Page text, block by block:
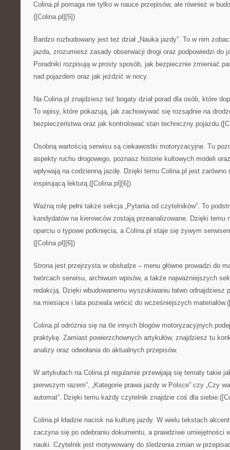
Colina.pl pomaga nie tylko w nauce przepisów, ale również w
([Colina.pl][5])
Bardzo rozbudowany jest też dział „Nauka jazdy”. To w nim
jazda, zrozumiesz zasady obserwacji drogi oraz podpowiedzi do
Poradniki rozpisują w prosty sposób, jak bezpiecznie zmieniać
nad pojazdem oraz jak jeździć w nocy.
Na Colina.pl znajdziesz też bogaty dział porad dla osób, które
To wpisy, które pokazują, jak zachowywać się rozsądnie na
bezpieczeństwa oraz jak kontrolować stan techniczny
Osobną wartością serwisu są ciekawostki motoryzacyjne. Tu
aspekty ruchu drogowego, poznasz historie kultowych modeli
wpływają na codzienną jazdę. Dzięki temu Colina.pl jest
inspirującą lekturą.([Colina.pl][6])
Ważną rolę pełni także sekcja „Pytania od czytelników”. To
kandydatów na kierowców zostają przeanalizowane. Dzięki temu
oparciu o typowe potknięcia, a Colina.pl staje się żywym
([Colina.pl][6])
Strona jest przejrzysta w obsłudze – menu główne prowadzi do
twórcach serwisu, archiwum wpisów, a także najważniejszych
redakcją. Dzięki wbudowanemu wyszukiwaniu łatwo odnajdziesz
na miesiące i lata pozwala wrócić do wcześniejszych
Colina.pl odróżnia się na tle innych blogów motoryzacyjnych
praktykę. Zamiast powierzchownych artykułów, znajdziesz tu
analizy oraz odwołania do aktualnych przepisów.
W artykułach na Colina.pl regularnie przewijają się tematy takie
pierwszym razem”, „Kategorie prawa jazdy w Polsce” czy „Czy
automat”. Dzięki temu każdy czytelnik znajdzie coś dla
Colina.pl kładzie nacisk na kulturę jazdy. W wielu tekstach
zaczyna się po odebraniu dokumentu, a prawdziwe umiejętności
nauki. Czytelnik jest motywowany do śledzenia zmian w